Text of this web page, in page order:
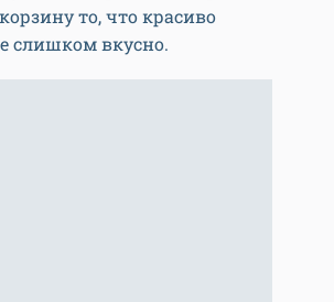
то, что красиво
слишком вкусно.